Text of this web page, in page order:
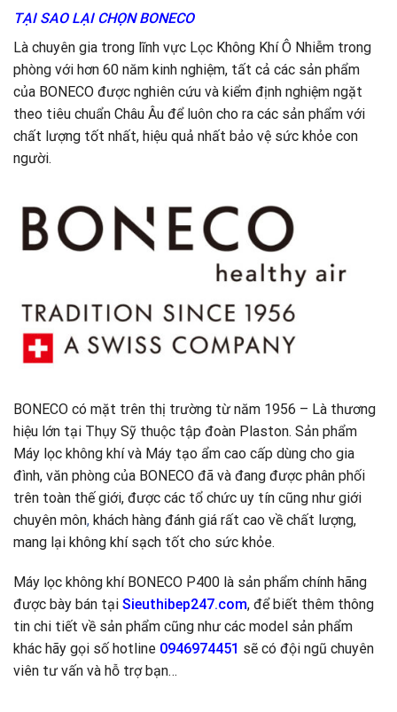
TẠI SAO LẠI CHỌN BONECO
Là chuyên gia trong lĩnh vực Lọc Không Khí Ô Nhiễm trong
phòng với hơn 60 năm kinh nghiệm, tất cả các sản phẩm
của BONECO được nghiên cứu và kiểm định nghiệm ngặt
theo tiêu chuẩn Châu Âu để luôn cho ra các sản phẩm với
chất lượng tốt nhất, hiệu quả nhất bảo vệ sức khỏe con
người.
BONECO có mặt trên thị trường từ năm 1956 – Là thương
hiệu lớn tại Thụy Sỹ thuộc tập đoàn Plaston. Sản phẩm
Máy lọc không khí và Máy tạo ẩm cao cấp dùng cho gia
đình, văn phòng của BONECO đã và đang được phân phối
trên toàn thế giới, được các tổ chức uy tín cũng như giới
chuyên môn, khách hàng đánh giá rất cao về chất lượng,
mang lại không khí sạch tốt cho sức khỏe.
Máy lọc không khí BONECO P400 là sản phẩm chính hãng
được bày bán tại Sieuthibep247.com, để biết thêm thông
tin chi tiết về sản phẩm cũng như các model sản phẩm
khác hãy gọi số hotline 0946974451 sẽ có đội ngũ chuyên
viên tư vấn và hỗ trợ bạn…